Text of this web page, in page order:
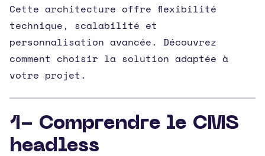
Cette architecture offre flexibilité
technique, scalabilité et
personnalisation avancée. Découvrez
comment choisir la solution adaptée à
votre projet.
1- Comprendre le CMS
headless